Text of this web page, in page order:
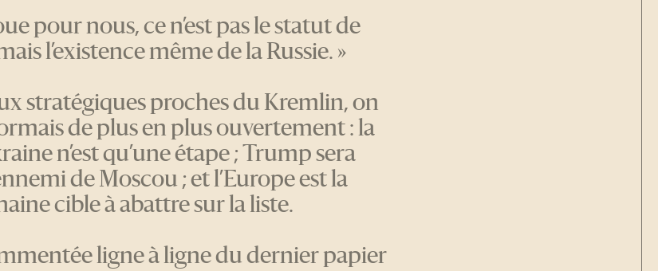
pour nous, ce n’est pas le statut de
l’existence même de la Russie. »
stratégiques proches du Kremlin, on
de plus en plus ouvertement : la
n’est qu’une étape ; Trump sera
de Moscou ; et l’Europe est la
cible à abattre sur la liste.
ligne à ligne du dernier papier